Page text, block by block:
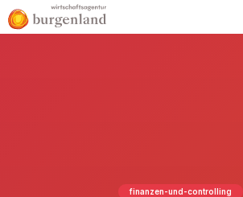
finanzen-und-controlling